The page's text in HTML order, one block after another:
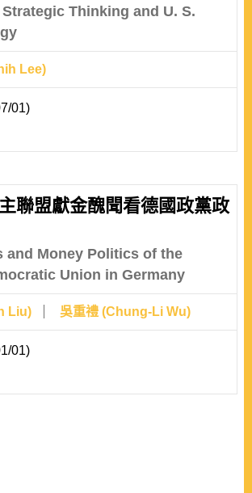
Thinking and U. S.
Lee)
01)
聯盟獻金醜聞看德國政黨政
and Money Politics of the
Union in Germany
Liu) 吳重禮 (Chung-Li Wu)
01)